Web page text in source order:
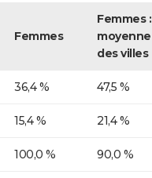
Femmes
Femmes :
moyenne
des villes
36,4 % 47,5 %
15,4 % 21,4 %
100,0 % 90,0 %